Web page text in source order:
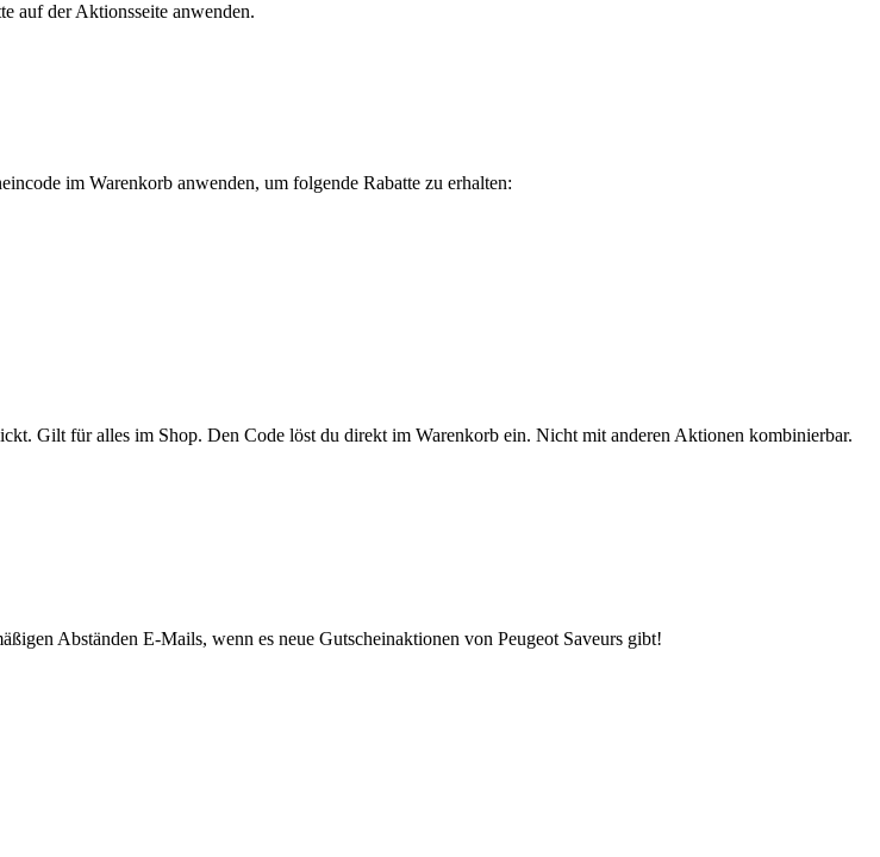
auf der Aktionsseite anwenden.
im Warenkorb anwenden, um folgende Rabatte zu erhalten:
Gilt für alles im Shop. Den Code löst du direkt im Warenkorb ein. Nicht mit anderen Aktionen kombinierbar.
Abständen E-Mails, wenn es neue Gutscheinaktionen von Peugeot Saveurs gibt!